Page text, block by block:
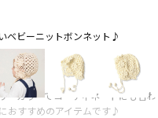
ベビーニットボンネット♪
ーカラーでコーディネートにも合
おすすめのアイテムです♪